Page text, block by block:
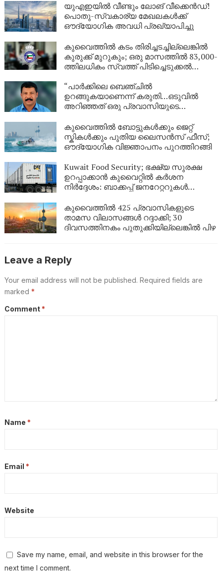
യുഎഇയിൽ വീണ്ടും ലോങ് വീക്കെൻഡ്!
പൊതു-സ്വകാര്യ മേഖലകൾക്ക്
ഔദ്യോഗിക അവധി പ്രഖ്യാപിച്ചു
കുവൈത്തിൽ കടം തിരിച്ചടച്ചില്ലെങ്കിൽ
കുരുക്ക് മുറുകും; ഒരു മാസത്തിൽ 83,000-
ത്തിലധികം സ്വത്ത് പിടിച്ചെടുക്കൽ
“പാർക്കിലെ ബെഞ്ചിൽ
ഉറങ്ങുകയാണെന്ന് കരുതി…ഒടുവിൽ
അറിഞ്ഞത് ഒരു പ്രവാസിയുടെ
യുഎഇയിലെ തെരുവിൽ; ‘വാപ്പയെ
കാണണം’ എന്ന് കണ്ണീരോടെ മകൾ
കുവൈത്തിൽ ബോട്ടുകൾക്കും ജെറ്റ്
സ്കികൾക്കും പുതിയ ലൈസൻസ് ഫീസ്;
ഔദ്യോഗിക വിജ്ഞാപനം പുറത്തിറങ്ങി
Kuwait Food Security; ഭക്ഷ്യ സുരക്ഷ
ഉറപ്പാക്കാൻ കുവൈറ്റിൽ കർശന
നിർദ്ദേശം: ബാക്കപ്പ് ജനറേറ്ററുകൾ
കുവൈത്തിൽ 425 പ്രവാസികളുടെ
താമസ വിലാസങ്ങൾ റദ്ദാക്കി; 30
ദിവസത്തിനകം പുതുക്കിയില്ലെങ്കിൽ പിഴ
Leave a Reply
Your email address will not be published. Required fields are
marked *
Comment *
Name *
Email *
Website
Save my name, email, and website in this browser for the
next time I comment.